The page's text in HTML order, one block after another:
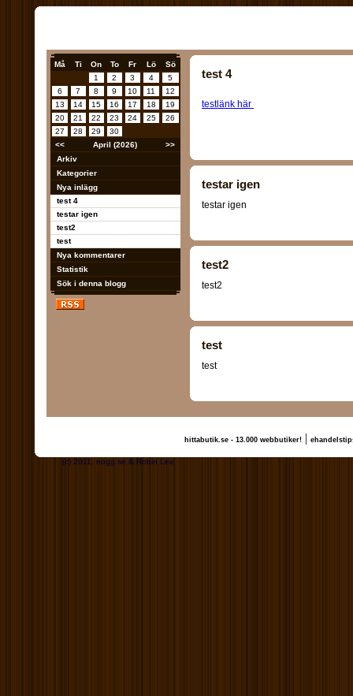
Må Ti On To Fr Lö
Sö
1
2 3 4
5
6
7 8 9 10 11
12
13
14 15 16 17 18
19
20
21 22 23 24 25
26
27
28 29
30
<<
April (2026)
>>
Arkiv
Kategorier
Nya inlägg
test 4
testar igen
test2
test
Nya kommentarer
Statistik
Sök i denna blogg
test 4
testlänk här
testar igen
testar igen
test2
test2
test
test
hittabutik.se - 13.000 webbutiker!|
(c) 2011, nogg.se & Robin Lee